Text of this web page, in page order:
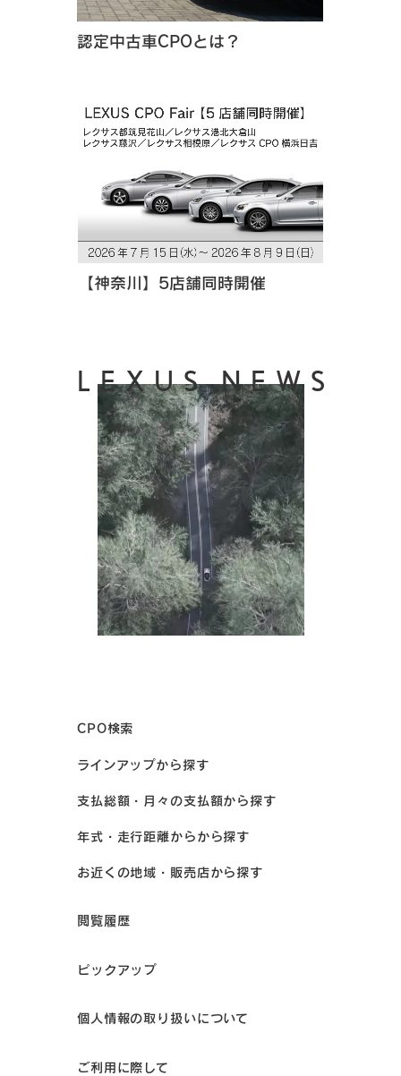
認定中古車CPOとは？
【神奈川】5店舗同時開催
LEXUS NEWS
CPO検索
ラインアップから探す
支払総額・月々の支払額から探す
年式・走行距離からから探す
お近くの地域・販売店から探す
閲覧履歴
ピックアップ
個人情報の取り扱いについて
ご利用に際して